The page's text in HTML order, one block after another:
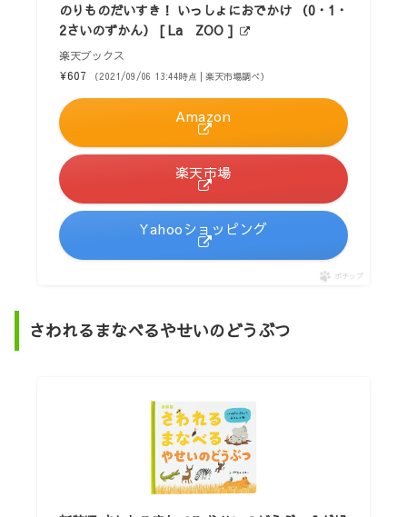
のりものだいすき！ いっしょにおでかけ （0・1・
2さいのずかん） [ La ZOO ]
楽天ブックス
¥607
（2021/09/06 13:44時点 | 楽天市場調べ）
Amazon
楽天市場
Yahooショッピング
ポチップ
さわれるまなべるやせいのどうぶつ